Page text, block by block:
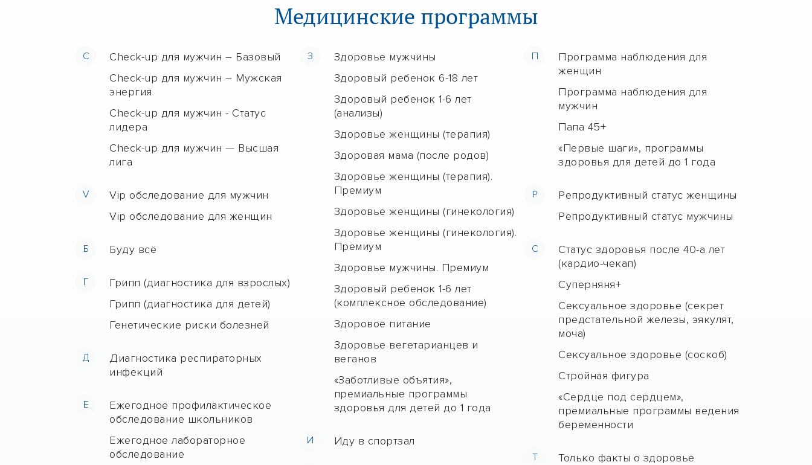
Медицинские программы
C
Check-up для мужчин – Базовый
Check-up для мужчин – Мужская
энергия
Check-up для мужчин - Статус
лидера
Check-up для мужчин — Высшая
лига
V
Vip обследование для мужчин
Vip обследование для женщин
Б Буду всё
Г
Грипп (диагностика для взрослых)
Грипп (диагностика для детей)
Генетические риски болезней
Д
Диагностика респираторных
инфекций
Е
Ежегодное профилактическое
обследование школьников
Ежегодное лабораторное
обследование
З
Здоровье мужчины
Здоровый ребенок 6-18 лет
Здоровый ребенок 1-6 лет
(анализы)
Здоровье женщины (терапия)
Здоровая мама (после родов)
Здоровье женщины (терапия).
Премиум
Здоровье женщины (гинекология)
Здоровье женщины (гинекология).
Премиум
Здоровье мужчины. Премиум
Здоровый ребенок 1-6 лет
(комплексное обследование)
Здоровое питание
Здоровье вегетарианцев и
веганов
«Заботливые объятия»,
премиальные программы
здоровья для детей до 1 года
И Иду в спортзал
П
Программа наблюдения для
женщин
Программа наблюдения для
мужчин
Папа 45+
«Первые шаги», программы
здоровья для детей до 1 года
Р
Репродуктивный статус женщины
Репродуктивный статус мужчины
С
Статус здоровья после 40-а лет
(кардио-чекап)
Суперняня+
Сексуальное здоровье (секрет
предстательной железы, эякулят,
моча)
Сексуальное здоровье (соскоб)
Стройная фигура
«Сердце под сердцем»,
премиальные программы ведения
беременности
Т Только факты о здоровье